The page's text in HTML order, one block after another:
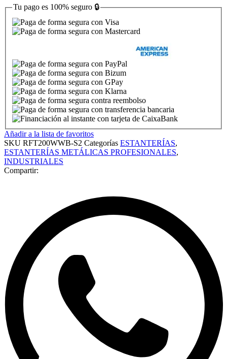
Tu pago es 100% seguro 🔒
Añadir a la lista de favoritos
SKU RFT200WWB-S2 Categorías ESTANTERÍAS,
ESTANTERÍAS METÁLICAS PROFESIONALES,
INDUSTRIALES
Compartir: